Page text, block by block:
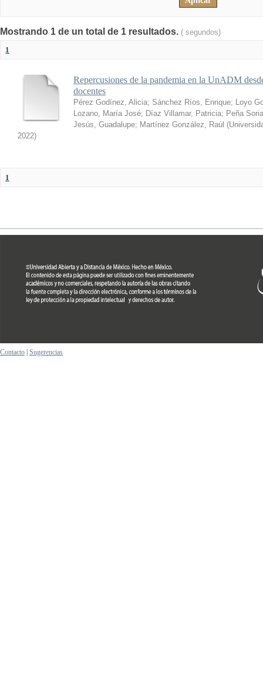
Mostrando 1 de un total de 1 resultados. ( segundos)
1
Repercusiones de la pandemia en la UnADM
docentes
Pérez Godínez, Alicia; Sánchez Ríos, Enrique; Loyo
Lozano, María José; Díaz Villamar, Patricia; Peña
Jesús, Guadalupe; Martínez González, Raúl (
2022)
1
Contacto Sugerencias